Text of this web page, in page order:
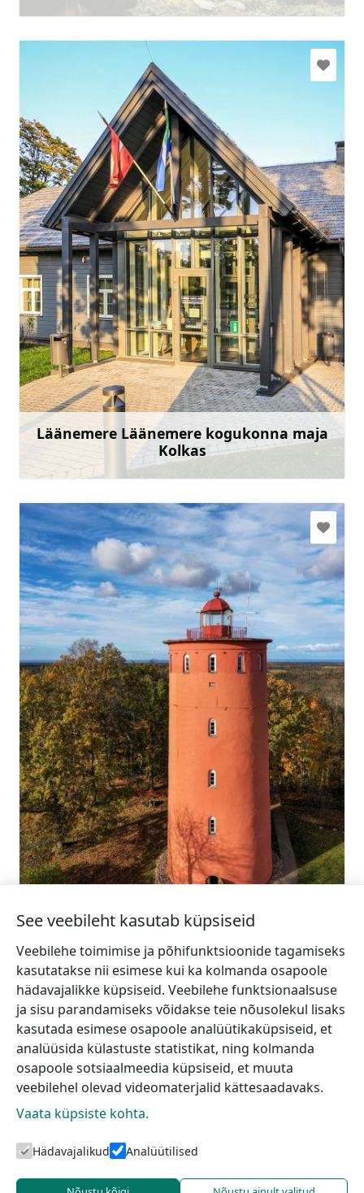
Läänemere Läänemere kogukonna maja
Kolkas
tic.kolka@talsi.lv, lsn@kolka.lv
+371 29402093
Šlītere tuletorn
slitere@slitere.lv
+371 28385025
Mine
Rohkem teavet
Talsi turismiinfokeskus
See veebileht kasutab küpsiseid
Veebilehe toimimise ja põhifunktsioonide tagamiseks
kasutatakse nii esimese kui ka kolmanda osapoole
hädavajalikke küpsiseid. Veebilehe funktsionaalsuse
ja sisu parandamiseks võidakse teie nõusolekul lisaks
kasutada esimese osapoole analüütikaküpsiseid, et
analüüsida külastuste statistikat, ning kolmanda
osapoole sotsiaalmeedia küpsiseid, et muuta
veebilehel olevad videomaterjalid kättesaadavaks.
Vaata küpsiste kohta.
Hädavajalikud Analüütilised